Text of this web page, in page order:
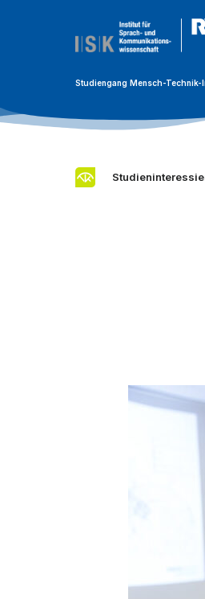
Studiengang Mensch-Technik-